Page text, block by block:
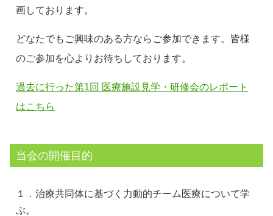
画しております。
どなたでもご興味のある方ならご参加できます。皆様
のご参加を心よりお待ちしております。
過去に行った第1回 医療施設見学・研修会のレポート
はこちら
当会の開催目的
１．治療共同体に基づく力動的チーム医療について学
ぶ。